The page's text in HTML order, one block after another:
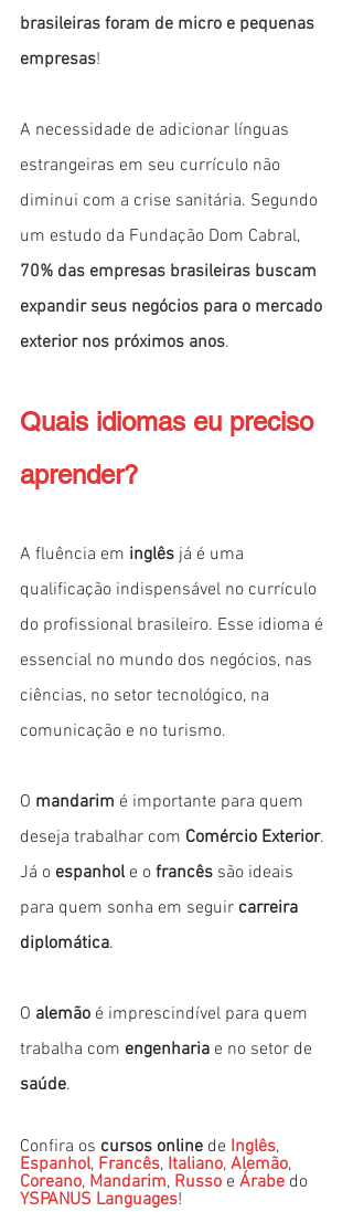
brasileiras foram de micro e pequenas
empresas!
A necessidade de adicionar línguas
estrangeiras em seu currículo não
diminui com a crise sanitária. Segundo
um estudo da Fundação Dom Cabral,
70% das empresas brasileiras buscam
expandir seus negócios para o mercado
exterior nos próximos anos.
Quais idiomas eu preciso
aprender?
A fluência em inglês já é uma
qualificação indispensável no currículo
do profissional brasileiro. Esse idioma é
essencial no mundo dos negócios, nas
ciências, no setor tecnológico, na
comunicação e no turismo.
O mandarim é importante para quem
deseja trabalhar com Comércio Exterior.
Já o espanhol e o francês são ideais
para quem sonha em seguir carreira
diplomática.
O alemão é imprescindível para quem
trabalha com engenharia e no setor de
saúde.
Confira os cursos online de Inglês,
Espanhol, Francês, Italiano, Alemão,
Coreano, Mandarim, Russo e Árabe do
YSPANUS Languages!